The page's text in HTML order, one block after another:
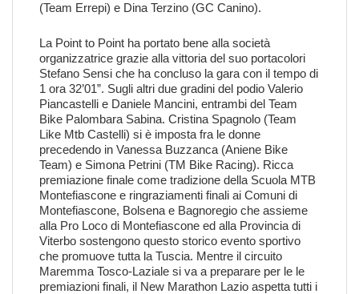
(Team Errepi) e Dina Terzino (GC Canino).
La Point to Point ha portato bene alla società
organizzatrice grazie alla vittoria del suo portacolori
Stefano Sensi che ha concluso la gara con il tempo di
1 ora 32’01”. Sugli altri due gradini del podio Valerio
Piancastelli e Daniele Mancini, entrambi del Team
Bike Palombara Sabina. Cristina Spagnolo (Team
Like Mtb Castelli) si è imposta fra le donne
precedendo in Vanessa Buzzanca (Aniene Bike
Team) e Simona Petrini (TM Bike Racing). Ricca
premiazione finale come tradizione della Scuola MTB
Montefiascone e ringraziamenti finali ai Comuni di
Montefiascone, Bolsena e Bagnoregio che assieme
alla Pro Loco di Montefiascone ed alla Provincia di
Viterbo sostengono questo storico evento sportivo
che promuove tutta la Tuscia. Mentre il circuito
Maremma Tosco-Laziale si va a preparare per le le
premiazioni finali, il New Marathon Lazio aspetta tutti i